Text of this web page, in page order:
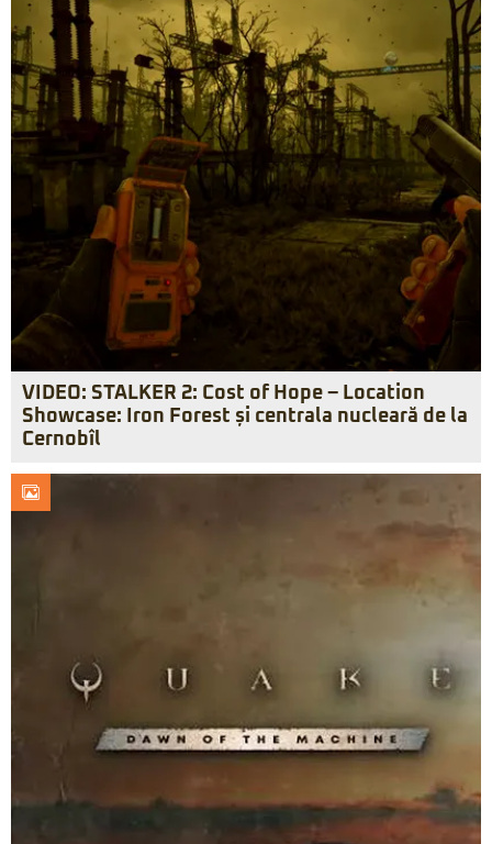
VIDEO: STALKER 2: Cost of Hope – Location
Showcase: Iron Forest și centrala nucleară de la
Cernobîl